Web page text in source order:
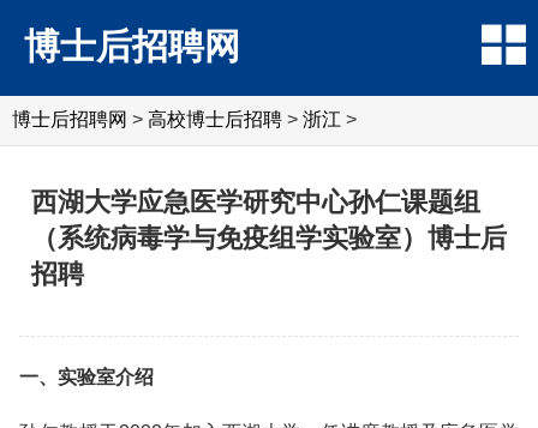
博士后招聘网
博士后招聘网 > 高校博士后招聘 > 浙江 >
西湖大学应急医学研究中心孙仁课题组
（系统病毒学与免疫组学实验室）博士后
招聘
一、实验室介绍